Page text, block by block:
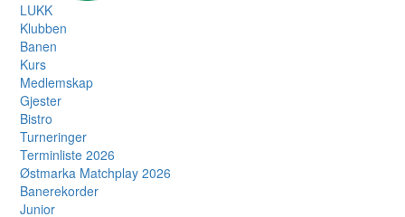
LUKK
Klubben
Banen
Kurs
Medlemskap
Gjester
Bistro
Turneringer
Terminliste 2026
Østmarka Matchplay 2026
Banerekorder
Junior